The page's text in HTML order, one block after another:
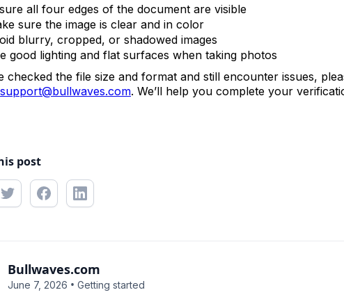
all four edges of the document are visible
sure the image is clear and in color
blurry, cropped, or shadowed images
good lighting and flat surfaces when taking photos
checked the file size and format and still encounter issues,
support@bullwaves.com. We’ll help you complete your
post
Bullwaves.com
June 7, 2026 • Getting started